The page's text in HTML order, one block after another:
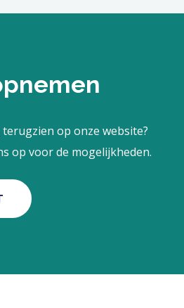
op onze website?
op voor de mogelijkheden.